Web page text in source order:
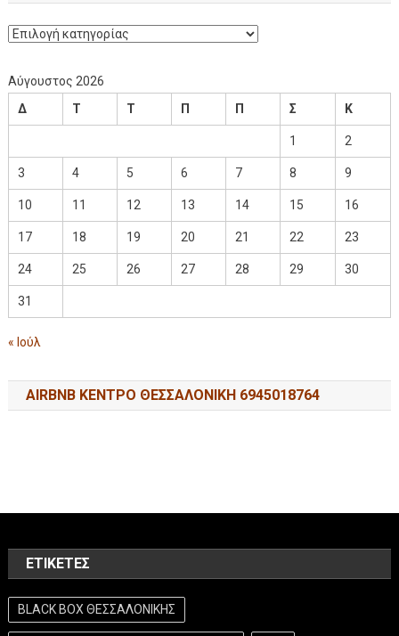
Αύγουστος 2026
Δ
Τ Τ Π Π Σ Κ
1 2
3 4 5 6 7 8 9
10 11 12 13 14 15 16
17 18 19 20 21 22 23
24 25 26 27 28 29 30
31
« Ιούλ
AIRBNB ΚΕΝΤΡΟ ΘΕΣΣΑΛΟΝΙΚΗ 6945018764
ΕΤΙΚΈΤΕΣ
BLACK BOX ΘΕΣΣΑΛΟΝΙΚΗΣ